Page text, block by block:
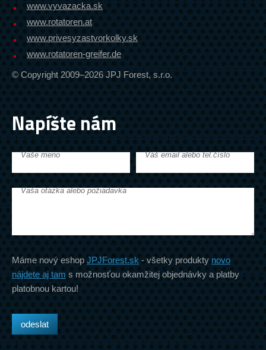
www.vyvazacka.sk
www.rotatoren.at
www.privesyzastvorkolky.sk
www.rotatoren-greifer.de
© Copyright 2009–2026 JPJ Forest, s.r.o.
Napíšte nám
Vaše meno Váš email alebo tel.číslo
Vaša otázka alebo požiadavka
Máme nový eshopJPJForest.sk- všetky produktynovo
nájdete aj tams možnosťou okamžitej objednávky a platby
platobnou kartou!